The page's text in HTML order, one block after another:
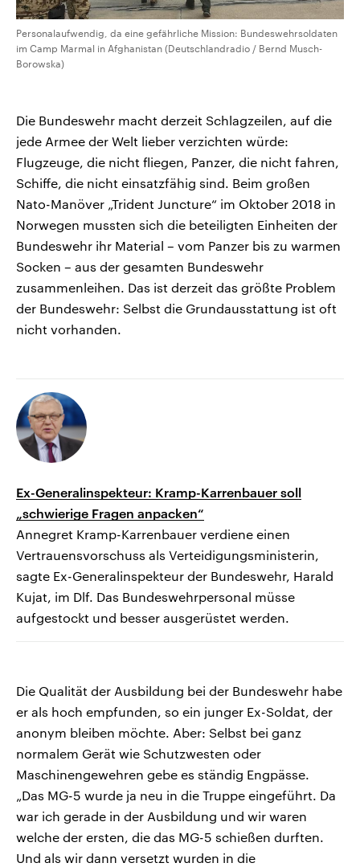
Personalaufwendig, da eine gefährliche Mission: Bundeswehrsoldaten
im Camp Marmal in Afghanistan (Deutschlandradio / Bernd Musch-
Borowska)
Die Bundeswehr macht derzeit Schlagzeilen, auf die
jede Armee der Welt lieber verzichten würde:
Flugzeuge, die nicht fliegen, Panzer, die nicht fahren,
Schiffe, die nicht einsatzfähig sind. Beim großen
Nato-Manöver „Trident Juncture“ im Oktober 2018 in
Norwegen mussten sich die beteiligten Einheiten der
Bundeswehr ihr Material – vom Panzer bis zu warmen
Socken – aus der gesamten Bundeswehr
zusammenleihen. Das ist derzeit das größte Problem
der Bundeswehr: Selbst die Grundausstattung ist oft
nicht vorhanden.
Ex-Generalinspekteur: Kramp-Karrenbauer soll
„schwierige Fragen anpacken“
Annegret Kramp-Karrenbauer verdiene einen
Vertrauensvorschuss als Verteidigungsministerin,
sagte Ex-Generalinspekteur der Bundeswehr, Harald
Kujat, im Dlf. Das Bundeswehrpersonal müsse
aufgestockt und besser ausgerüstet werden.
Die Qualität der Ausbildung bei der Bundeswehr habe
er als hoch empfunden, so ein junger Ex-Soldat, der
anonym bleiben möchte. Aber: Selbst bei ganz
normalem Gerät wie Schutzwesten oder
Maschinengewehren gebe es ständig Engpässe.
„Das MG-5 wurde ja neu in die Truppe eingeführt. Da
war ich gerade in der Ausbildung und wir waren
welche der ersten, die das MG-5 schießen durften.
Und als wir dann versetzt wurden in die